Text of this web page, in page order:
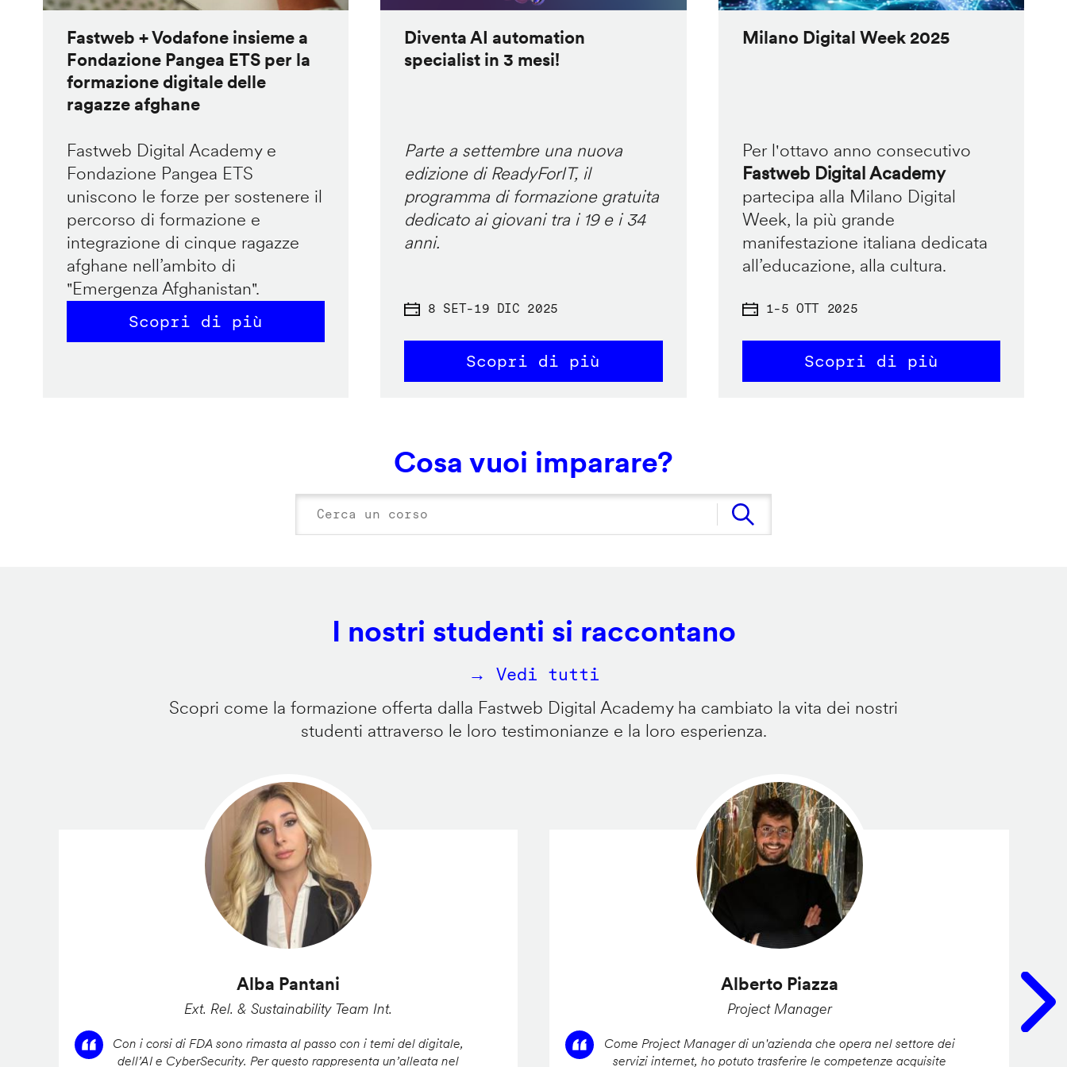
Fastweb + Vodafone insieme a
Fondazione Pangea ETS per la
formazione digitale delle
ragazze afghane
Fastweb Digital Academy e
Fondazione Pangea ETS
uniscono le forze per sostenere il
percorso di formazione e
integrazione di cinque ragazze
afghane nell’ambito di
"Emergenza Afghanistan".
Scopri di più
Diventa AI automation
specialist in 3 mesi!
Parte a settembre una nuova
edizione di ReadyForIT, il
programma di formazione gratuita
dedicato ai giovani tra i 19 e i 34
anni.
8 SET-19 DIC 2025
Scopri di più
Milano Digital Week 2025
Per l'ottavo anno consecutivo
Fastweb Digital Academy
partecipa alla Milano Digital
Week, la più grande
manifestazione italiana dedicata
all’educazione, alla cultura.
1-5 OTT 2025
Scopri di più
Cosa vuoi imparare?
I nostri studenti si raccontano
→ Vedi tutti
Scopri come la formazione offerta dalla Fastweb Digital Academy ha cambiato la vita dei nostri
studenti attraverso le loro testimonianze e la loro esperienza.
Alba Pantani
Ext. Rel. & Sustainability Team Int.
Con i corsi di FDA sono rimasta al passo con i temi del digitale,
dell’AI e CyberSecurity. Per questo rappresenta un’alleata nel
Alberto Piazza
Project Manager
Come Project Manager di un'azienda che opera nel settore dei
servizi internet, ho potuto trasferire le competenze acquisite